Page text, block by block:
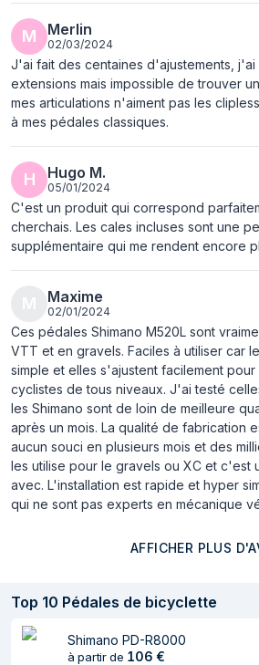
M Merlin
02/03/2024
J'ai fait des centaines d'ajustements, j'ai
extensions mais impossible de trouver
mes articulations n'aiment pas les
à mes pédales classiques.
H Hugo M.
05/01/2024
C'est un produit qui correspond
cherchais. Les cales incluses sont une
supplémentaire qui me rendent encore
Maxime
02/01/2024
Ces pédales Shimano M520L sont
VTT et en gravels. Faciles à utiliser car
simple et elles s'ajustent facilement
cyclistes de tous niveaux. J'ai testé
les Shimano sont de loin de meilleure
après un mois. La qualité de fabrication
aucun souci en plusieurs mois et des
les utilise pour le gravels ou XC et c'est
avec. L'installation est rapide et hyper
qui ne sont pas experts en mécanique
AFFICHER PLUS
Top 10 Pédales de bicyclette
Shimano PD-R8000
à partir de 106 €